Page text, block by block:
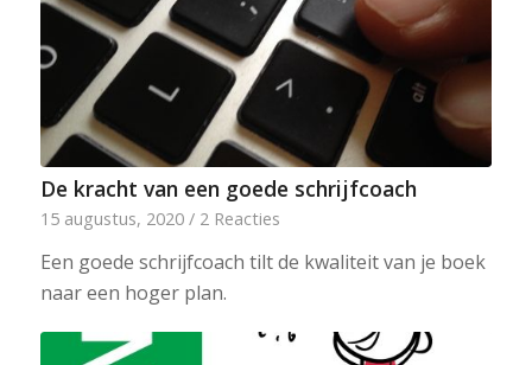
De kracht van een goede schrijfcoach
15 augustus, 2020 / 2 Reacties
Een goede schrijfcoach tilt de kwaliteit van je boek
naar een hoger plan.